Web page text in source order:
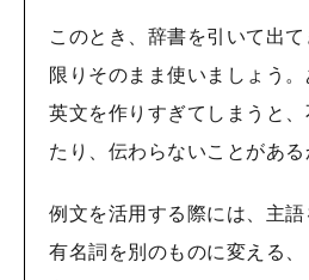
このとき、辞書を引いて出
限りそのまま使いましょう
英文を作りすぎてしまうと
たり、伝わらないことがある
例文を活用する際には、主語
有名詞を別のものに変える